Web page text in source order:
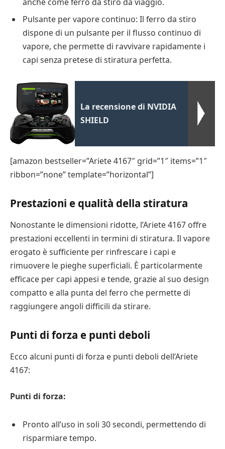
Pulsante per vapore continuo: Il ferro da stiro
dispone di un pulsante per il flusso continuo di
vapore, che permette di ravvivare rapidamente i
capi senza pretese di stiratura perfetta.
La recensione di NVIDIA
SHIELD
[amazon bestseller=”Ariete 4167″ grid=”1″ items=”1″
ribbon=”none” template=”horizontal”]
Prestazioni e qualità della stiratura
Nonostante le dimensioni ridotte, l’Ariete 4167 offre
prestazioni eccellenti in termini di stiratura. Il vapore
erogato è sufficiente per rinfrescare i capi e
rimuovere le pieghe superficiali. È particolarmente
efficace per capi appesi e tende, grazie al suo design
compatto e alla punta del ferro che permette di
raggiungere angoli difficili da stirare.
Punti di forza e punti deboli
Ecco alcuni punti di forza e punti deboli dell’Ariete
4167:
Punti di forza:
Pronto all’uso in soli 30 secondi, permettendo di
risparmiare tempo.